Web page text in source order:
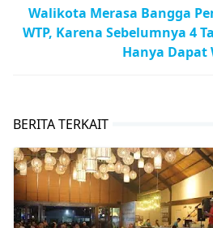
Walikota Merasa Bangga
WTP, Karena Sebelumnya 4
Hanya Dapat
BERITA TERKAIT